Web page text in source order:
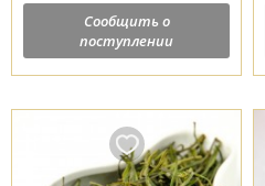
Сообщить о
поступлении